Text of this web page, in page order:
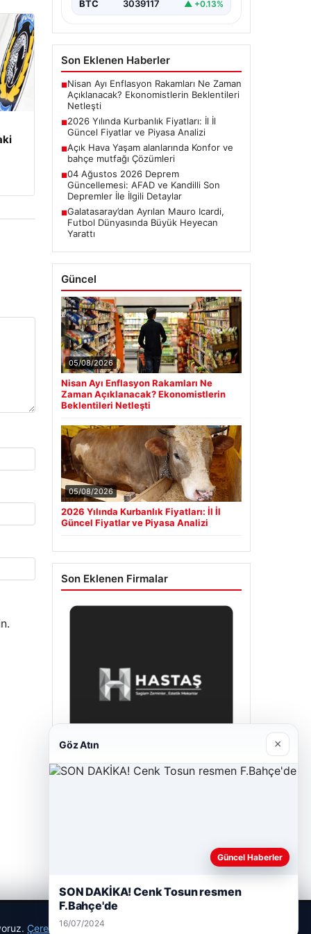
BTC 3039117 ▲ +0.13%
Son Eklenen Haberler
■Nisan Ayı Enflasyon Rakamları Ne Zaman
Açıklanacak? Ekonomistlerin Beklentileri
Netleşti
■2026 Yılında Kurbanlık Fiyatları: İl İl
Güncel Fiyatlar ve Piyasa Analizi
■Açık Hava Yaşam alanlarında Konfor ve
bahçe mutfağı Çözümleri
■04 Ağustos 2026 Deprem
Güncellemesi: AFAD ve Kandilli Son
Depremler İle İlgili Detaylar
■Galatasaray’dan Ayrılan Mauro Icardi,
Futbol Dünyasında Büyük Heyecan
Yarattı
Güncel
05/08/2026
Nisan Ayı Enflasyon Rakamları Ne
Zaman Açıklanacak? Ekonomistlerin
Beklentileri Netleşti
05/08/2026
2026 Yılında Kurbanlık Fiyatları: İl İl
Güncel Fiyatlar ve Piyasa Analizi
Son Eklenen Firmalar
Çerez Politikamız
Göz Atın ×
Güncel Haberler
SON DAKİKA! Cenk Tosun resmen
F.Bahçe'de
16/07/2024